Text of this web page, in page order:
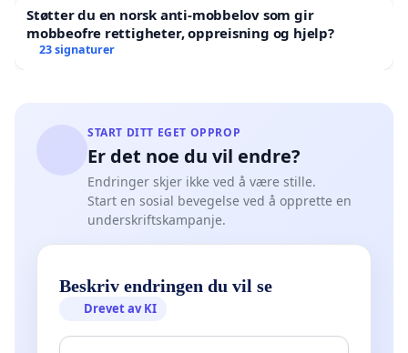
Støtter du en norsk anti-mobbelov som gir
mobbeofre rettigheter, oppreisning og hjelp?
23 signaturer
START DITT EGET OPPROP
Er det noe du vil endre?
Endringer skjer ikke ved å være stille.
Start en sosial bevegelse ved å opprette en
underskriftskampanje.
Beskriv endringen du vil se
Drevet av KI